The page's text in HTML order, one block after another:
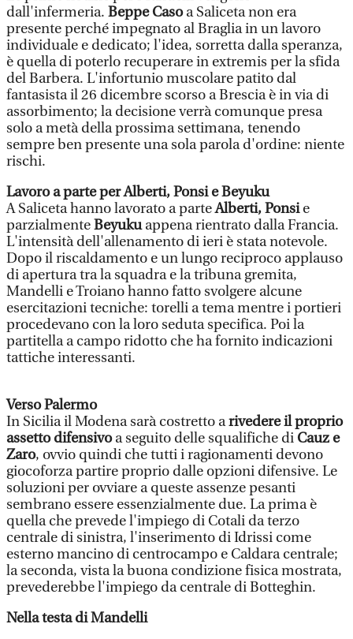
dall'infermeria. Beppe Casoa Saliceta non era
presente perché impegnato al Braglia in un lavoro
individuale e dedicato; l'idea, sorretta dalla speranza,
è quella di poterlo recuperare in extremis per la sfida
del Barbera. L'infortunio muscolare patito dal
fantasista il 26 dicembre scorso a Brescia è in via di
assorbimento; la decisione verrà comunque presa
solo a metà della prossima settimana, tenendo
sempre ben presente una sola parola d'ordine: niente
rischi.
Lavoro a parte per Alberti, Ponsi e Beyuku
A Saliceta hanno lavorato a parteAlberti, Ponsie
parzialmenteBeyukuappena rientrato dalla Francia.
L'intensità dell'allenamento di ieri è stata notevole.
Dopo il riscaldamento e un lungo reciproco applauso
di apertura tra la squadra e la tribuna gremita,
Mandelli e Troiano hanno fatto svolgere alcune
esercitazioni tecniche: torelli a tema mentre i portieri
procedevano con la loro seduta specifica. Poi la
partitella a campo ridotto che ha fornito indicazioni
tattiche interessanti.
Verso Palermo
In Sicilia il Modena sarà costretto arivedere il proprio
assetto difensivoa seguito delle squalifiche di Cauz e
Zaro, ovvio quindi che tutti i ragionamenti devono
giocoforza partire proprio dalle opzioni difensive. Le
soluzioni per ovviare a queste assenze pesanti
sembrano essere essenzialmente due. La prima è
quella che prevede l'impiego di Cotali da terzo
centrale di sinistra, l'inserimento di Idrissi come
esterno mancino di centrocampo e Caldara centrale;
la seconda, vista la buona condizione fisica mostrata,
prevederebbe l'impiego da centrale di Botteghin.
Nella testa di Mandelli